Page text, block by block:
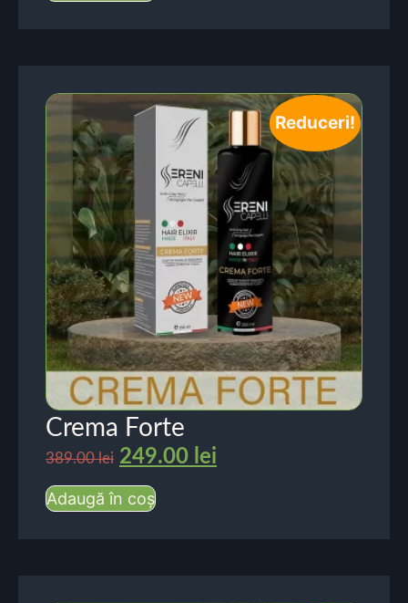
Reduceri!
Crema Forte
389.00lei 249.00 lei
Adaugă în coș